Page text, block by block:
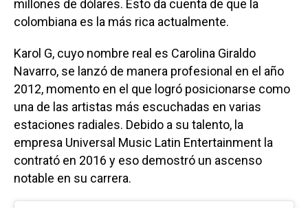
millones de dólares. Esto da cuenta de que la
colombiana es la más rica actualmente.
Karol G, cuyo nombre real es Carolina Giraldo
Navarro, se lanzó de manera profesional en el año
2012, momento en el que logró posicionarse como
una de las artistas más escuchadas en varias
estaciones radiales. Debido a su talento, la
empresa Universal Music Latin Entertainment la
contrató en 2016 y eso demostró un ascenso
notable en su carrera.